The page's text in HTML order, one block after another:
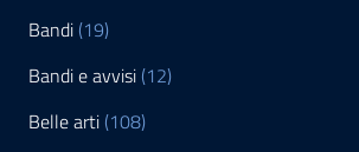
Bandi (19)
Bandi e avvisi (12)
Belle arti (108)